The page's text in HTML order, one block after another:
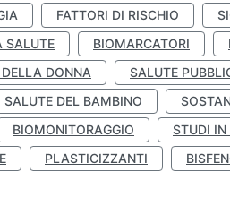
FATTORI DI RISCHIO
SALUTE BIOMARCATORI
DONNA SALUTE
SALUTE DEL BAMBINO
BIOMONITORAGGIO STUDI IN
PLASTICIZZANTI